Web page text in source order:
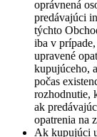
oprávnená
predávajúci
týchto
iba v
upravené
kupujúceho,
počas
rozhodnutie,
ak
opatrenia na
Ak kupujúci